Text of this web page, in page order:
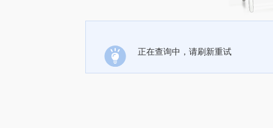
正在查询中，请刷新重试